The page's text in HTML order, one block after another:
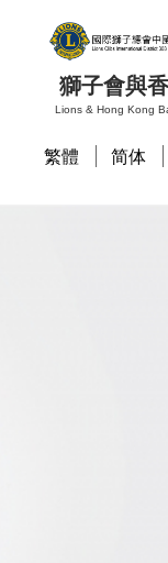
獅子會與
Lions & Hong Kong
繁體 简体